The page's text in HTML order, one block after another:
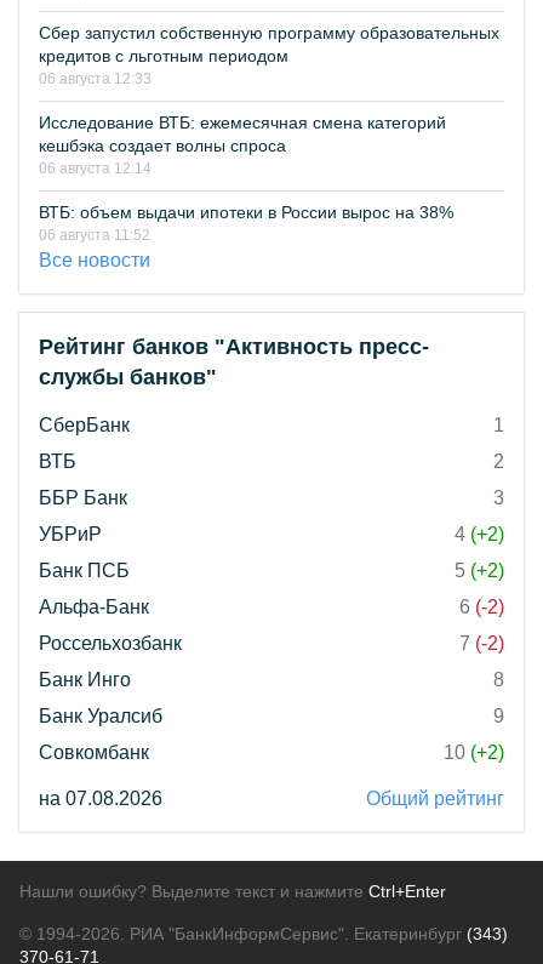
Сбер запустил собственную программу образовательных
кредитов с льготным периодом
06 августа 12:33
Исследование ВТБ: ежемесячная смена категорий
кешбэка создает волны спроса
06 августа 12:14
ВТБ: объем выдачи ипотеки в России вырос на 38%
06 августа 11:52
Все новости
Рейтинг банков "Активность пресс-
службы банков"
СберБанк
1
ВТБ
2
ББР Банк
3
УБРиР
4 (+2)
Банк ПСБ
5 (+2)
Альфа-Банк
6 (-2)
Россельхозбанк
7 (-2)
Банк Инго
8
Банк Уралсиб
9
Совкомбанк
10 (+2)
на 07.08.2026 Общий рейтинг
Нашли ошибку? Выделите текст и нажмите Ctrl+Enter
© 1994-2026. РИА "БанкИнформСервис". Екатеринбург (343)
370-61-71